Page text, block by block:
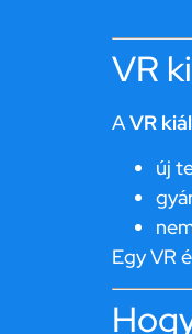
VR
AVR
új
Egy VR